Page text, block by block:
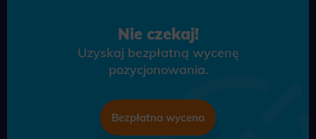
Nie czekaj!
Uzyskaj bezpłatną wycenę
pozycjonowania.
Bezpłatna wycena